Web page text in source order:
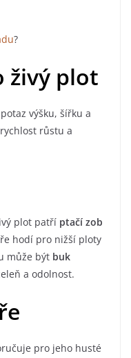
?
živý plot
výšku, šířku a
růstu a
plot patří ptačí zob
hodí pro nižší ploty
může být buk
a odolnost.
pro jeho husté